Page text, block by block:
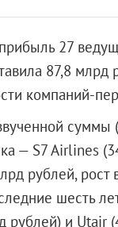
27
87,8 млрд
компаний-
суммы
— S7 Airlines
рублей, рост
шесть
рублей) и Utair